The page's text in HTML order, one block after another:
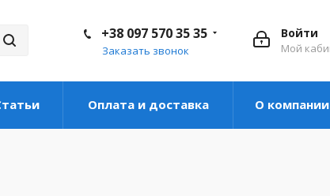
Войти
+38 097 570 35 35
Заказать звонок
Оплата и доставка О компании